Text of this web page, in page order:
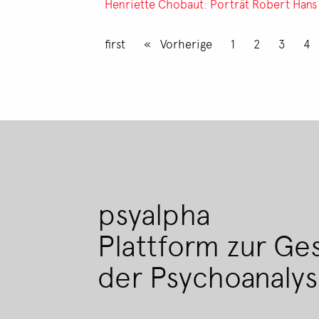
Henriette Chobaut: Porträt Robert Hans
Seitennummerierung
Erste Seite
first Vorherige Seite
Vorherige Seite
1 Seite
2 Seite
3 4
psyalpha
Plattform zur
der